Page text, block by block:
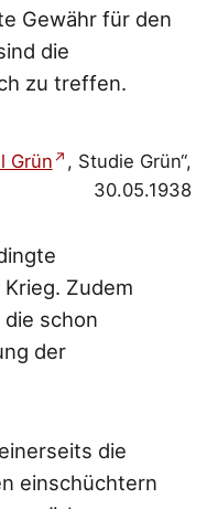
Gewähr für den
die
zu treffen.
Grün
, Studie Grün“,
30.05.1938
Zudem
schon
der
die
einschüchtern